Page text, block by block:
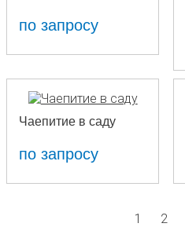
по запросу
Чаепитие в саду
по запросу
1 2